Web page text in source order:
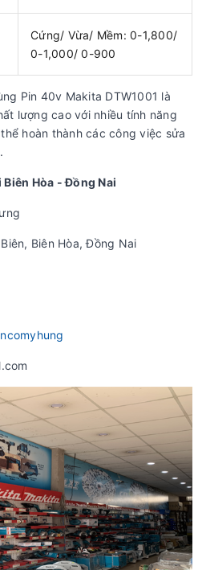
Cứng/ Vừa/ Mềm: 0-1,800/
0-1,000/ 0-900
Pin 40v Makita DTW1001 là
lượng cao với nhiều tính năng
hoàn thành các công việc sửa
Hòa - Đồng Nai
Biên Hòa, Đồng Nai